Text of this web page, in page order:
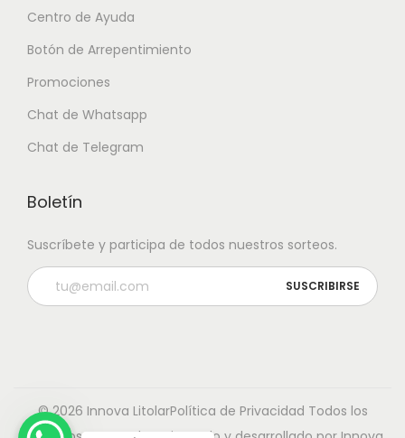
Centro de Ayuda
Botón de Arrepentimiento
Promociones
Chat de Whatsapp
Chat de Telegram
Boletín
Suscríbete y participa de todos nuestros sorteos.
© 2026 Innova LitolarPolítica de Privacidad Todos los